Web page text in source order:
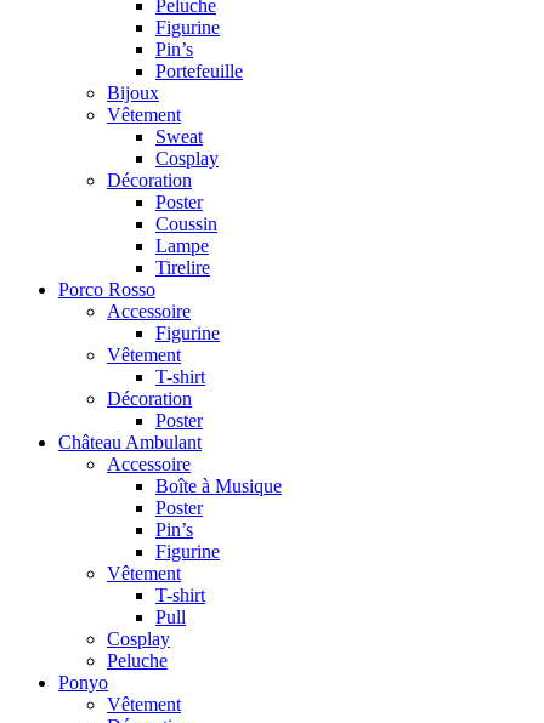
Peluche
Figurine
Pin’s
Portefeuille
Bijoux
Vêtement
Sweat
Cosplay
Décoration
Poster
Coussin
Lampe
Tirelire
Porco Rosso
Accessoire
Figurine
Vêtement
T-shirt
Décoration
Poster
Château Ambulant
Accessoire
Boîte à Musique
Poster
Pin’s
Figurine
Vêtement
T-shirt
Pull
Cosplay
Peluche
Ponyo
Vêtement